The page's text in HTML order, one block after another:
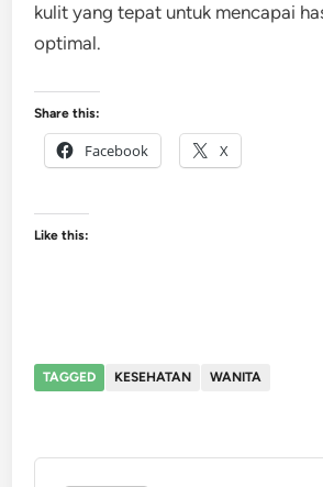
kulit yang tepat untuk mencapai
optimal.
Share this:
Facebook X
Like this:
TAGGED KESEHATAN WANITA